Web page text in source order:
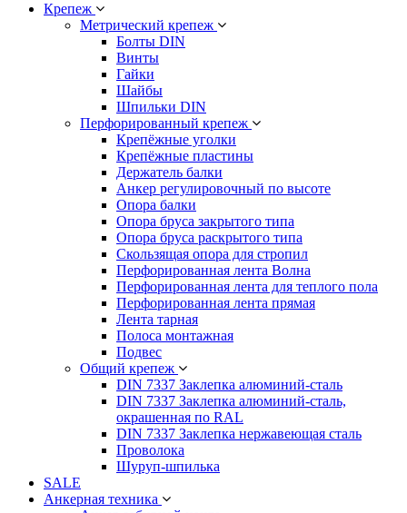
Крепеж
Метрический крепеж
Болты DIN
Винты
Гайки
Шайбы
Шпильки DIN
Перфорированный крепеж
Крепёжные уголки
Крепёжные пластины
Держатель балки
Анкер регулировочный по высоте
Опора балки
Опора бруса закрытого типа
Опора бруса раскрытого типа
Скользящая опора для стропил
Перфорированная лента Волна
Перфорированная лента для теплого пола
Перфорированная лента прямая
Лента тарная
Полоса монтажная
Подвес
Общий крепеж
DIN 7337 Заклепка алюминий-сталь
DIN 7337 Заклепка алюминий-сталь,
окрашенная по RAL
DIN 7337 Заклепка нержавеющая сталь
Проволока
Шуруп-шпилька
SALE
Анкерная техника